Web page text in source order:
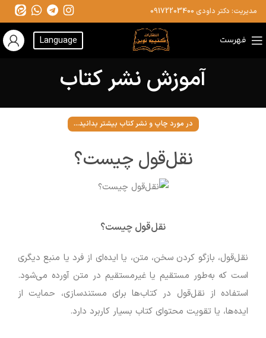
مدیریت: دکتر داودی 09172203400
فهرست Language
آموزش نشر کتاب
در مورد چاپ و نشر کتاب بیشتر بدانید...
نقل‌قول چیست؟
نقل‌قول چیست؟
نقل‌قول، بازگو کردن سخن، متن، یا ایده‌ای از فرد یا منبع دیگری
است که به‌طور مستقیم یا غیرمستقیم در متن آورده می‌شود.
استفاده از نقل‌قول در کتاب‌ها برای مستندسازی، حمایت از
ایده‌ها، یا تقویت محتوای کتاب بسیار کاربرد دارد.